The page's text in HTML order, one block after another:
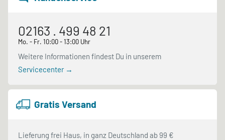
02163 . 499 48 21
Mo. - Fr. 10:00 - 13:00 Uhr
Weitere Informationen findest Du in unserem
Servicecenter →
Gratis Versand
Lieferung frei Haus, in ganz Deutschland ab 99 €